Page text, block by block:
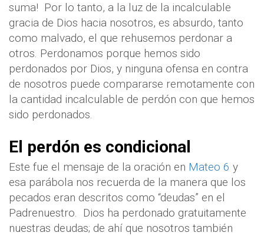
suma! Por lo tanto, a la luz de la incalculable
gracia de Dios hacia nosotros, es absurdo, tanto
como malvado, el que rehusemos perdonar a
otros. Perdonamos porque hemos sido
perdonados por Dios, y ninguna ofensa en contra
de nosotros puede compararse remotamente con
la cantidad incalculable de perdón con que hemos
sido perdonados.
El perdón es condicional
Este fue el mensaje de la oración en Mateo 6 y
esa parábola nos recuerda de la manera que los
pecados eran descritos como “deudas” en el
Padrenuestro. Dios ha perdonado gratuitamente
nuestras deudas; de ahí que nosotros también